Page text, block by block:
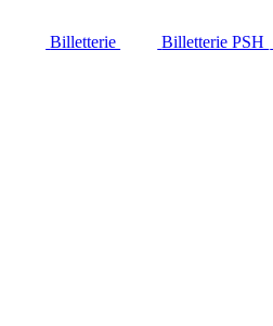
Billetterie Billetterie PSH